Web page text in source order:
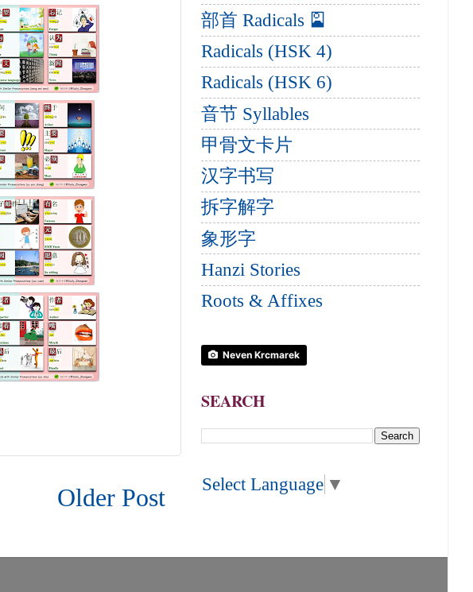
Older Post
部首 Radicals 🎴
Radicals (HSK 4)
Radicals (HSK 6)
音节 Syllables
甲骨文卡片
汉字书写
拆字解字
象形字
Hanzi Stories
Roots & Affixes
Neven Krcmarek
SEARCH
Select Language ▼